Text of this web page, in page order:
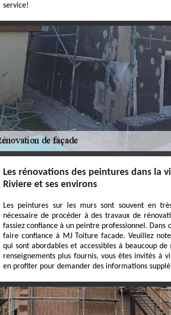
service!
Les rénovations des peintures dans la
Riviere et ses environs
Les peintures sur les murs sont souvent en
nécessaire de procéder à des travaux de
fassiez confiance à un peintre professionnel. Dans
faire confiance à MJ Toiture facade. Veuillez
qui sont abordables et accessibles à beaucoup de
renseignements plus fournis, vous êtes invités à
en profiter pour demander des informations